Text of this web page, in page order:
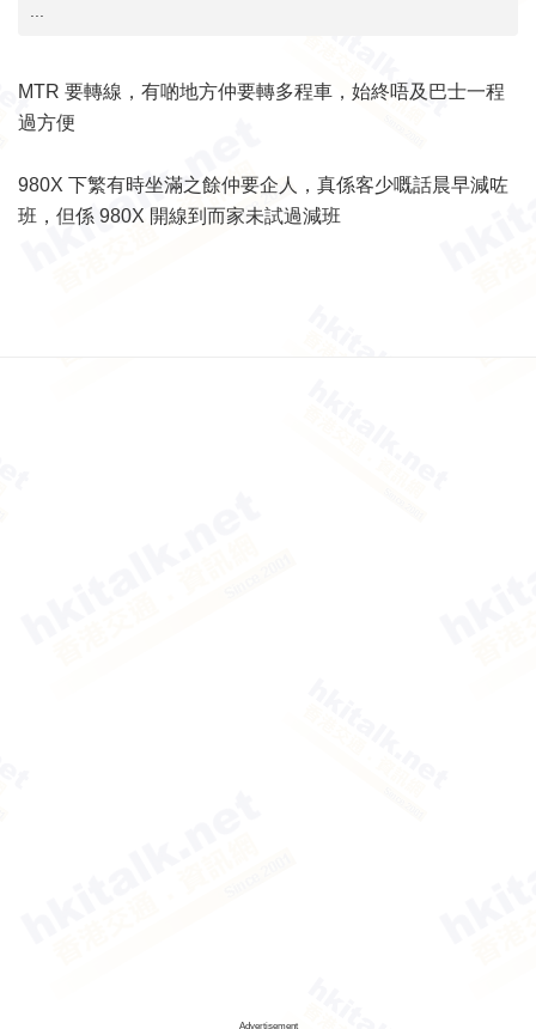
MTR 要轉線，有啲地方仲要轉多程車，始終唔及巴士一程
過方便
980X 下繁有時坐滿之餘仲要企人，真係客少嘅話晨早減咗
班，但係 980X 開線到而家未試過減班
Advertisement